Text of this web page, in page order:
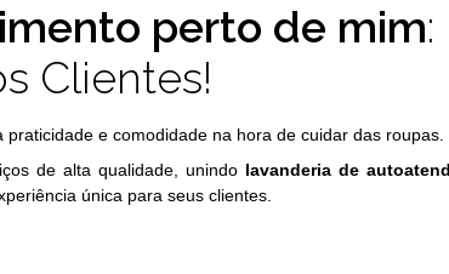
perto de mim:
Clientes!
e comodidade na hora de cuidar das roupas.
de alta qualidade, unindo lavanderia de
única para seus clientes.